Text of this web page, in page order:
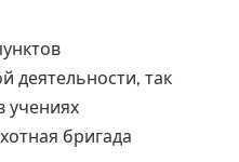
деятельности, так
учениях
бригада